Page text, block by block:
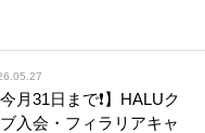
今月31日まで❗️】HALUク
入会・フィラリアキャ